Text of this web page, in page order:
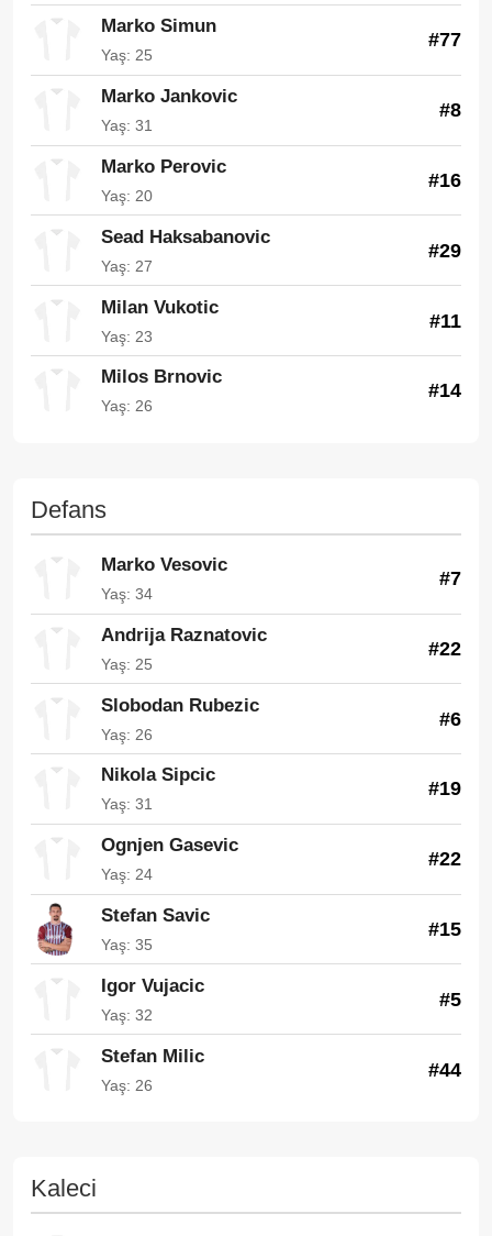
Marko Simun
Yaş: 25
#77
Marko Jankovic
Yaş: 31
#8
Marko Perovic
Yaş: 20
#16
Sead Haksabanovic
Yaş: 27
#29
Milan Vukotic
Yaş: 23
#11
Milos Brnovic
Yaş: 26
#14
Defans
Marko Vesovic
Yaş: 34
#7
Andrija Raznatovic
Yaş: 25
#22
Slobodan Rubezic
Yaş: 26
#6
Nikola Sipcic
Yaş: 31
#19
Ognjen Gasevic
Yaş: 24
#22
Stefan Savic
Yaş: 35
#15
Igor Vujacic
Yaş: 32
#5
Stefan Milic
Yaş: 26
#44
Kaleci